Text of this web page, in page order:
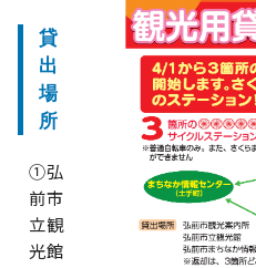
貸
出
場
所
①弘
前市
立観
光館